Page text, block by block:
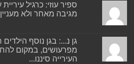
ספיר עוזי: כרגיל
מגיבה מאחר ולא
גן נ...: בגן נוסף
מפרעושים, במקום
העירייה סיננו...